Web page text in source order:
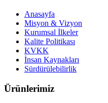
Anasayfa
Misyon & Vizyon
Kurumsal İlkeler
Kalite Politikası
KVKK
İnsan Kaynakları
Sürdürülebilirlik
Ürünlerimiz